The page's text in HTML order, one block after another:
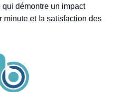
démontre un impact
minute et la satisfaction des